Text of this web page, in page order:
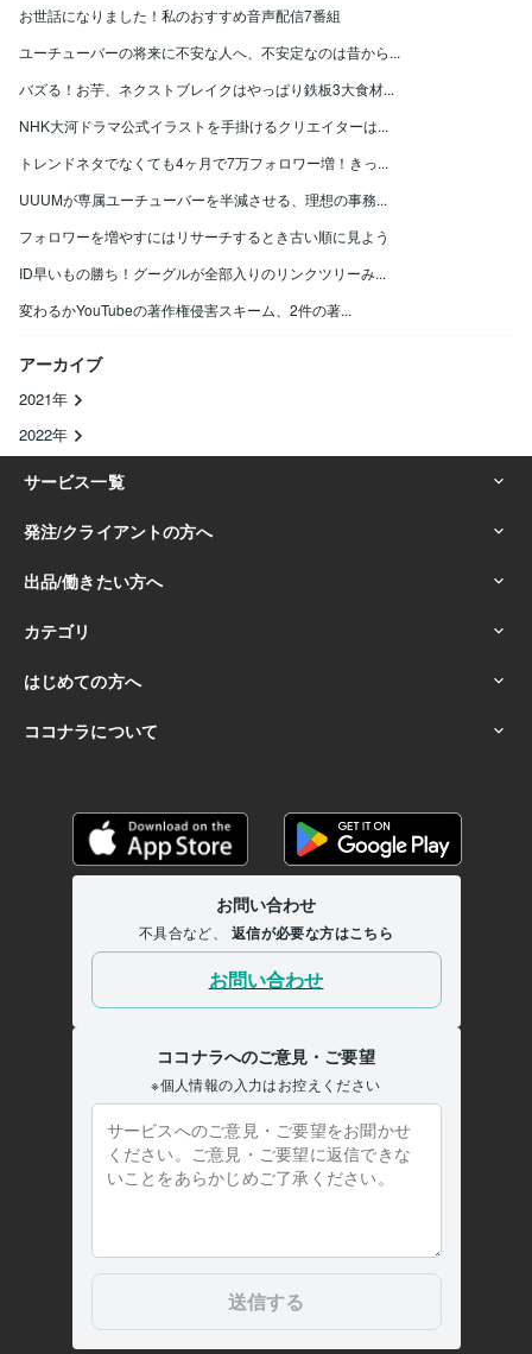
お世話になりました！私のおすすめ音声配信7番組
ユーチューバーの将来に不安な人へ、不安定なのは昔から...
バズる！お芋、ネクストブレイクはやっぱり鉄板3大食材...
NHK大河ドラマ公式イラストを手掛けるクリエイターは...
トレンドネタでなくても4ヶ月で7万フォロワー増！きっ...
UUUMが専属ユーチューバーを半減させる、理想の事務...
フォロワーを増やすにはリサーチするとき古い順に見よう
ID早いもの勝ち！グーグルが全部入りのリンクツリーみ...
変わるかYouTubeの著作権侵害スキーム、2件の著...
アーカイブ
2021年
2022年